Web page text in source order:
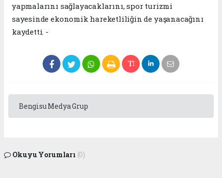
yapmalarını sağlayacaklarını, spor turizmi
sayesinde ekonomik hareketliliğin de yaşanacağını
kaydetti. -
Bengisu Medya Grup
Okuyu Yorumları (0)